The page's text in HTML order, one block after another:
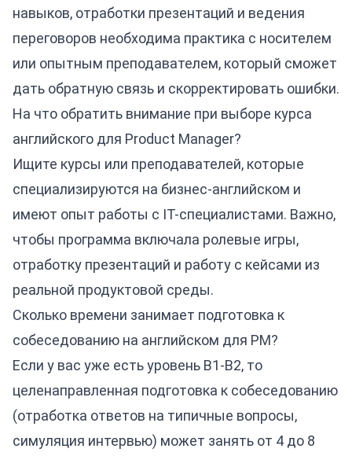
навыков, отработки презентаций и ведения
переговоров необходима практика с носителем
или опытным преподавателем, который сможет
дать обратную связь и скорректировать ошибки.
На что обратить внимание при выборе курса
английского для Product Manager?
Ищите курсы или преподавателей, которые
специализируются на бизнес-английском и
имеют опыт работы с IT-специалистами. Важно,
чтобы программа включала ролевые игры,
отработку презентаций и работу с кейсами из
реальной продуктовой среды.
Сколько времени занимает подготовка к
собеседованию на английском для PM?
Если у вас уже есть уровень B1-B2, то
целенаправленная подготовка к собеседованию
(отработка ответов на типичные вопросы,
симуляция интервью) может занять от 4 до 8